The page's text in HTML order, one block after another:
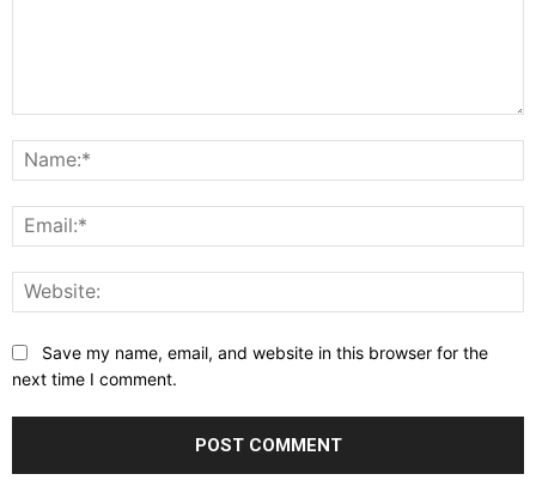
Save my name, email, and website in this browser for the
next time I comment.